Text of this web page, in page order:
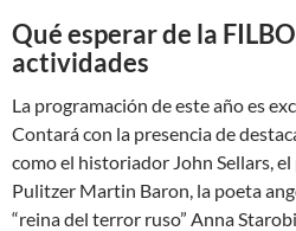
Qué esperar de la
actividades
La programación de este año es
Contará con la presencia de
como el historiador John Sellars,
Pulitzer Martin Baron, la poeta
“reina del terror ruso” Anna